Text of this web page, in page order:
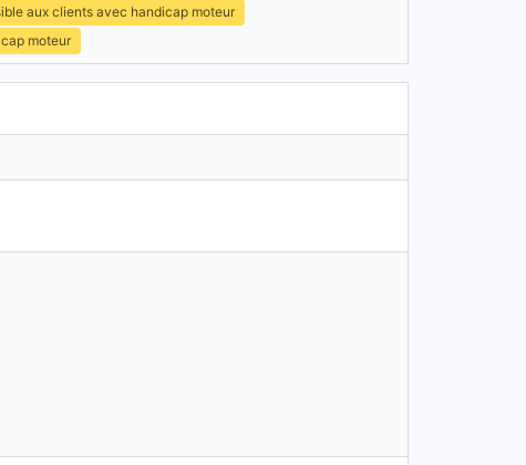
aux clients avec handicap moteur
moteur